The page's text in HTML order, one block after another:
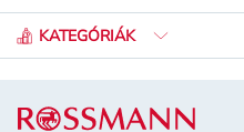
KATEGÓRIÁK
Lábléc